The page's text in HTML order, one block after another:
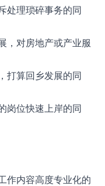
处理琐碎事务的同
，对房地产或产业服
打算回乡发展的同
岗位快速上岸的同
作内容高度专业化的